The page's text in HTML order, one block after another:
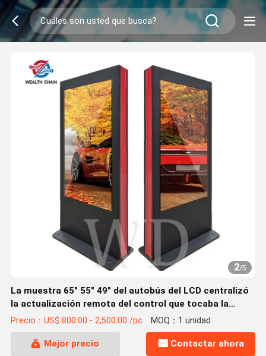
2/5
La muestra 65" 55" 49" del autobús del LCD centralizó
la actualización remota del control que tocaba la
función
Precio：US$ 800.00 - 2,500.00 /pc MOQ：1 unidad
Mejor precio Contactar ahora